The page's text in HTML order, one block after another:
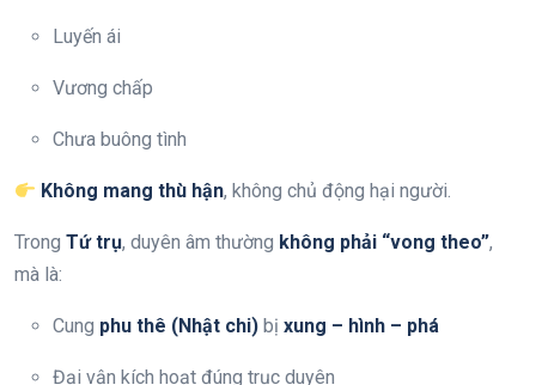
Luyến ái
Vương chấp
Chưa buông tình
Không mang thù hận, không chủ động hại người.
Trong Tứ trụ, duyên âm thường không phải “vong theo”,
mà là:
Cung phu thê (Nhật chi) bị xung – hình – phá
Đại vận kích hoạt đúng trục duyên